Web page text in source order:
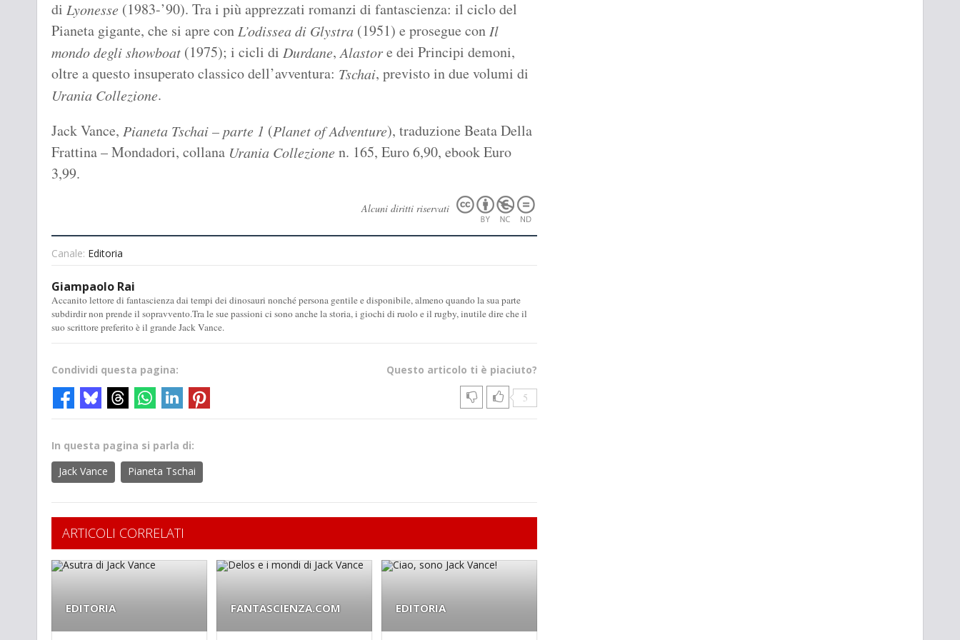
di Lyonesse (1983-’90). Tra i più apprezzati romanzi di fantascienza: il ciclo del
Pianeta gigante, che si apre conL’odissea di Glystra (1951) e prosegue conIl
mondo degli showboat (1975); i cicli di Durdane, Alastore dei Principi demoni,
oltre a questo insuperato classico dell’avventura: Tschai, previsto in due volumi di
Urania Collezione.
Jack Vance, Pianeta Tschai – parte 1 (Planet of Adventure), traduzione Beata Della
Frattina – Mondadori, collana Urania Collezione n. 165, Euro 6,90, ebook Euro
3,99.
Alcuni diritti riservati
Canale: Editoria
Giampaolo Rai
Accanito lettore di fantascienza dai tempi dei dinosauri nonché persona gentile e disponibile, almeno quando la sua parte
subdirdir non prende il sopravvento.Tra le sue passioni ci sono anche la storia, i giochi di ruolo e il rugby, inutile dire che il
suo scrittore preferito è il grande Jack Vance.
Questo articolo ti è piaciuto?
5
Condividi questa pagina:
In questa pagina si parla di:
Jack Vance
Pianeta Tschai
ARTICOLI CORRELATI
EDITORIA FANTASCIENZA.COM EDITORIA